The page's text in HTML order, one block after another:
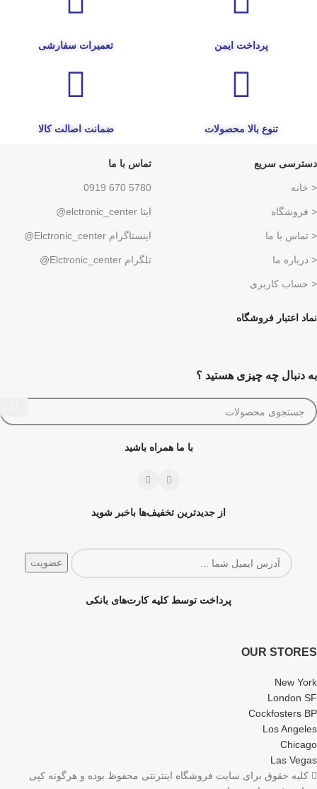
پرداخت ایمن تعمیرات سفارشی
تنوع بالا محصولات ضمانت اصالت کالا
دسترسی سریع
< خانه
< فروشگاه
< تماس با ما
< درباره ما
< حساب کاربری
تماس با ما
5780 670 0919
ایتا elctronic_center@
اینستاگرام Elctronic_center@
تلگرام Elctronic_center@
نماد اعتبار فروشگاه
به دنبال چه چیزی هستید ؟
با ما همراه باشید
از جدیدترین تخفیف‌ها باخبر شوید
پرداخت توسط کلیه کارت‌های بانکی
OUR STORES
New York
London SF
Cockfosters BP
Los Angeles
Chicago
Las Vegas
کلیه حقوق برای سایت فروشگاه اینترنتی محفوظ بوده و هرگونه کپی